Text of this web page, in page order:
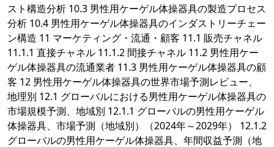
スト構造分析 10.3 男性用ケーゲル体操器具の製造プロセス
分析 10.4 男性用ケーゲル体操器具のインダストリーチェー
ン構造 11 マーケティング・流通・顧客 11.1 販売チャネル
11.1.1 直接チャネル 11.1.2 間接チャネル 11.2 男性用ケー
ゲル体操器具の流通業者 11.3 男性用ケーゲル体操器具の顧
客 12 男性用ケーゲル体操器具の世界市場予測レビュー、
地理別 12.1 グローバルにおける男性用ケーゲル体操器具の
市場規模予測、地域別 12.1.1 グローバルの男性用ケーゲル
体操器具、市場予測（地域別）（2024年～2029年） 12.1.2
グローバルの男性用ケーゲル体操器具、年間収益予測（地